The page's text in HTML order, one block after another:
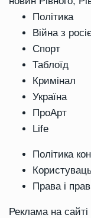
Політика
Війна з
Спорт
Таблоїд
Кримінал
Україна
ПроАрт
Life
Політика
Права і
Реклама на сайті